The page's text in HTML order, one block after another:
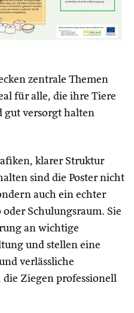
zentrale Themen
für alle, die ihre Tiere
gut versorgt halten
klarer Struktur
sind die Poster nicht
auch ein echter
Schulungsraum. Sie
an wichtige
und stellen eine
verlässliche
Ziegen professionell